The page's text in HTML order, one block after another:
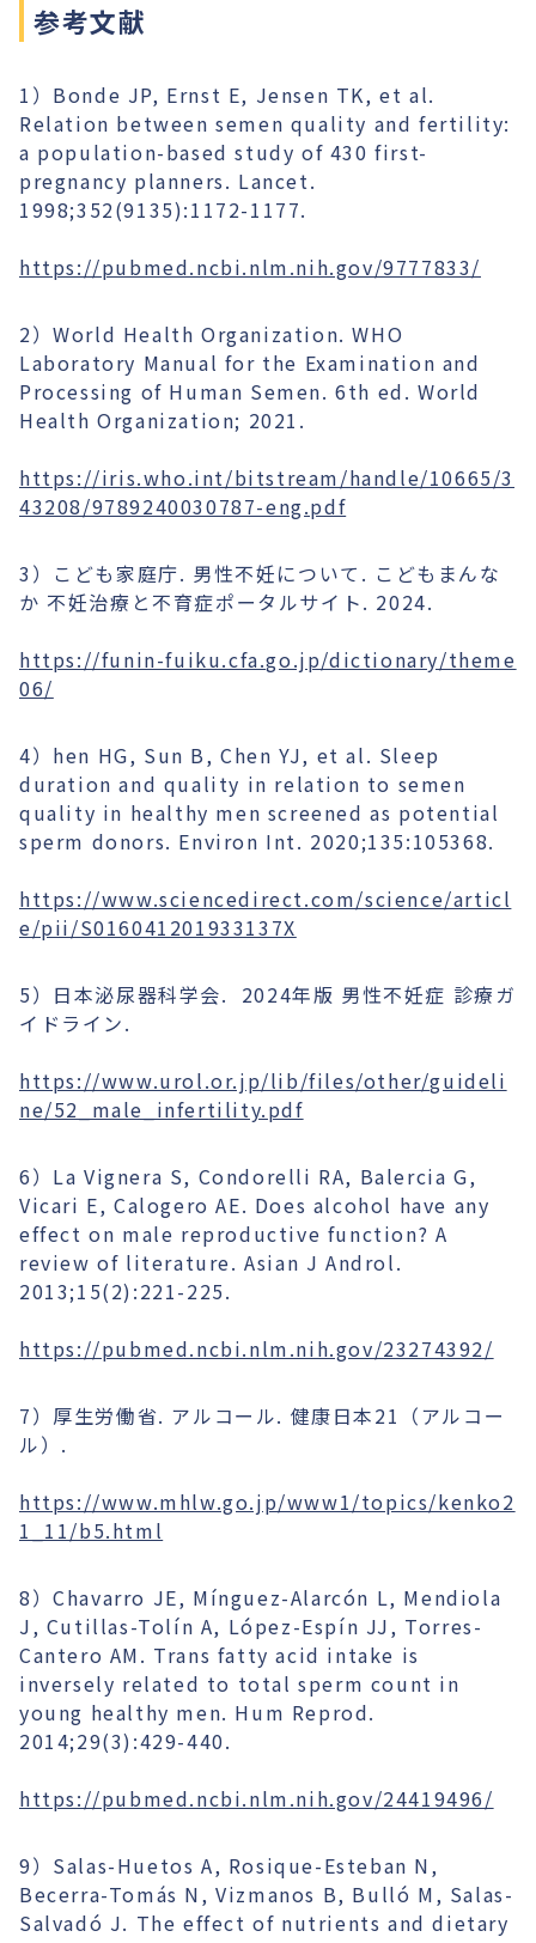
参考文献
1）Bonde JP, Ernst E, Jensen TK, et al.
Relation between semen quality and fertility:
a population-based study of 430 first-
pregnancy planners. Lancet.
1998;352(9135):1172-1177.
https://pubmed.ncbi.nlm.nih.gov/9777833/
2）World Health Organization. WHO
Laboratory Manual for the Examination and
Processing of Human Semen. 6th ed. World
Health Organization; 2021.
https://iris.who.int/bitstream/handle/10665/3
43208/9789240030787-eng.pdf
3）こども家庭庁. 男性不妊について. こどもまんな
か 不妊治療と不育症ポータルサイト. 2024.
https://funin-fuiku.cfa.go.jp/dictionary/theme
06/
4）hen HG, Sun B, Chen YJ, et al. Sleep
duration and quality in relation to semen
quality in healthy men screened as potential
sperm donors. Environ Int. 2020;135:105368.
https://www.sciencedirect.com/science/articl
e/pii/S016041201933137X
5）日本泌尿器科学会. 2024年版 男性不妊症 診療ガ
イドライン.
https://www.urol.or.jp/lib/files/other/guideli
ne/52_male_infertility.pdf
6）La Vignera S, Condorelli RA, Balercia G,
Vicari E, Calogero AE. Does alcohol have any
effect on male reproductive function? A
review of literature. Asian J Androl.
2013;15(2):221-225.
https://pubmed.ncbi.nlm.nih.gov/23274392/
7）厚生労働省. アルコール. 健康日本21（アルコー
ル）.
https://www.mhlw.go.jp/www1/topics/kenko2
1_11/b5.html
8）Chavarro JE, Mínguez-Alarcón L, Mendiola
J, Cutillas-Tolín A, López-Espín JJ, Torres-
Cantero AM. Trans fatty acid intake is
inversely related to total sperm count in
young healthy men. Hum Reprod.
2014;29(3):429-440.
https://pubmed.ncbi.nlm.nih.gov/24419496/
9）Salas-Huetos A, Rosique-Esteban N,
Becerra-Tomás N, Vizmanos B, Bulló M, Salas-
Salvadó J. The effect of nutrients and dietary